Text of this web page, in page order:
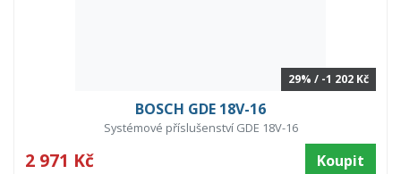
29% / -1 202 Kč
BOSCH GDE 18V-16
Systémové příslušenství GDE 18V-16
2 971 Kč Koupit